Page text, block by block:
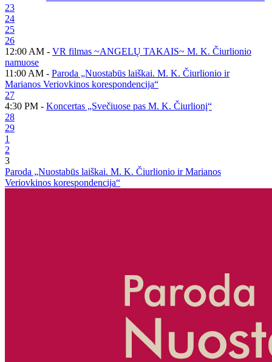
23
24
25
26
12:00 AM - VR filmas ~ANGELŲ TAKAIS~ M. K. Čiurlionio
namuose
11:00 AM - Paroda „Nuostabūs laiškai. M. K. Čiurlionio ir
Marianos Veriovkinos korespondencija“
27
4:30 PM - Koncertas „Svečiuose pas M. K. Čiurlionį“
28
29
1
2
3
Paroda „Nuostabūs laiškai. M. K. Čiurlionio ir Marianos
Veriovkinos korespondencija“